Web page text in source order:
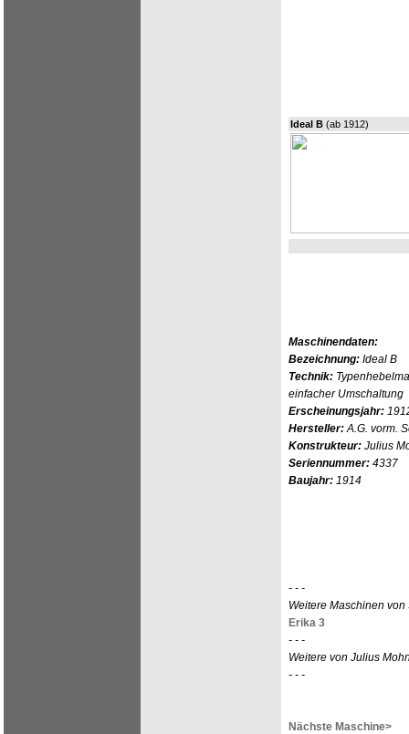
Ideal B (ab 1912)
Maschinendaten:
Bezeichnung: Ideal B
Technik:
einfacher Umschaltung
Erscheinungsjahr:
Hersteller:A.G. vorm.
Konstrukteur: Julius
Seriennummer: 4337
Baujahr: 1914
- - -
Weitere Maschinen
Erika 3
- - -
Weitere von Julius
- - -
Nächste Maschine>